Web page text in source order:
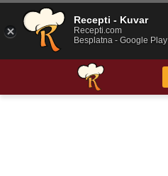
Recepti - Kuvar
Recepti.com
Besplatna - Google Play